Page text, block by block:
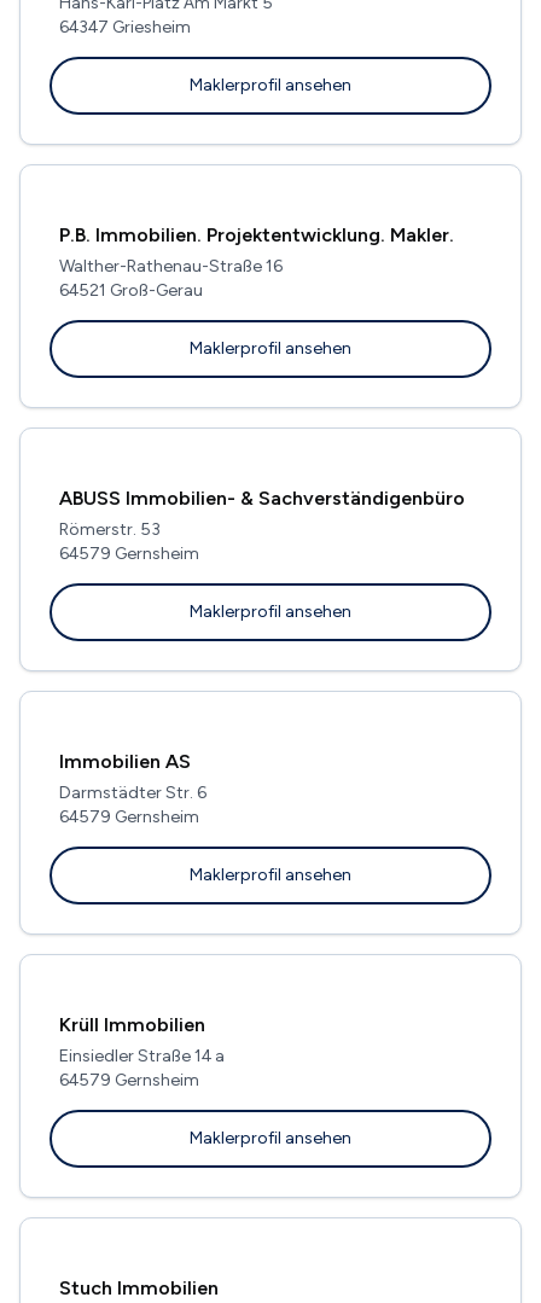
64347 Griesheim
Maklerprofil ansehen
P.B. Immobilien. Projektentwicklung. Makler.
Walther-Rathenau-Straße 16
64521 Groß-Gerau
Maklerprofil ansehen
ABUSS Immobilien- & Sachverständigenbüro
Römerstr. 53
64579 Gernsheim
Maklerprofil ansehen
Immobilien AS
Darmstädter Str. 6
64579 Gernsheim
Maklerprofil ansehen
Krüll Immobilien
Einsiedler Straße 14 a
64579 Gernsheim
Maklerprofil ansehen
Stuch Immobilien